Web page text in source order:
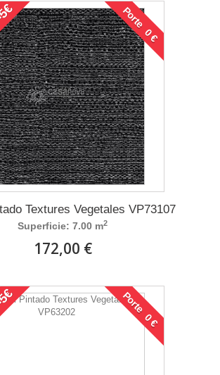
Porte 0 €
Textures Vegetales VP73107
Superficie: 7.00 m2
172,00 €
Porte 0 €